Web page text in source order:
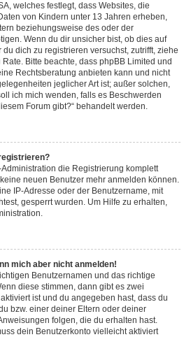
welches festlegt, dass Websites, die
von Kindern unter 13 Jahren erheben,
beziehungsweise des oder der
Wenn du dir unsicher bist, ob dies auf
dich zu registrieren versuchst, zutrifft, ziehe
Bitte beachte, dass phpBB Limited und
Rechtsberatung anbieten kann und nicht
jeglicher Art ist; außer solchen,
ich mich wenden, falls es Beschwerden
Forum gibt?“ behandelt werden.
die Registrierung komplett
neuen Benutzer mehr anmelden können.
IP-Adresse oder der Benutzername, mit
gesperrt wurden. Um Hilfe zu erhalten,
mich aber nicht anmelden!
Benutzernamen und das richtige
diese stimmen, dann gibt es zwei
aktiviert ist und du angegeben hast, dass du
bzw. einer deiner Eltern oder deiner
folgen, die du erhalten hast.
dein Benutzerkonto vielleicht aktiviert